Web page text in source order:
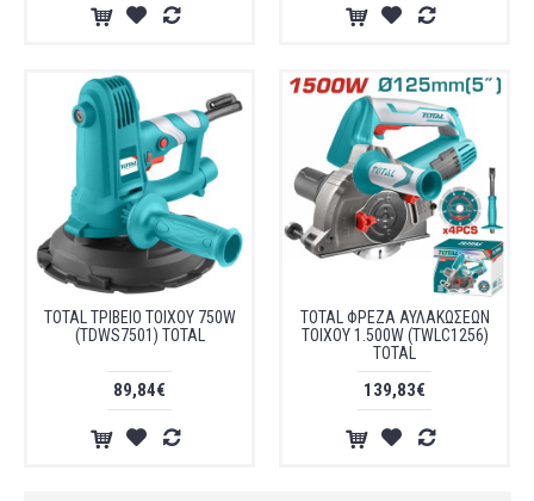
TOTAL ΤΡΙΒΕΙΟ ΤΟΙΧΟΥ 750W
(TDWS7501) TOTAL
89,84€
TOTAL ΦΡΕΖΑ ΑΥΛΑΚΩΣΕΩΝ
ΤΟΙΧΟΥ 1.500W (TWLC1256)
TOTAL
139,83€